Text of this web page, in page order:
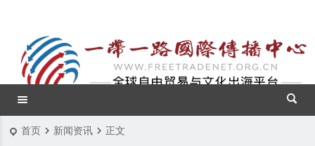
首页 新闻资讯 正文